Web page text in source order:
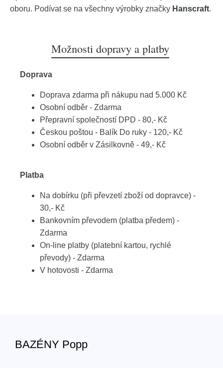
oboru. Podívat se na všechny výrobky značky Hanscraft.
Možnosti dopravy a platby
Doprava
Doprava zdarma při nákupu nad 5.000 Kč
Osobní odběr - Zdarma
Přepravní společností DPD - 80,- Kč
Českou poštou - Balík Do ruky - 120,- Kč
Osobní odběr v Zásilkovně - 49,- Kč
Platba
Na dobírku (při převzetí zboží od dopravce) -
30,- Kč
Bankovním převodem (platba předem) -
Zdarma
On-line platby (platební kartou, rychlé
převody) - Zdarma
V hotovosti - Zdarma
BAZÉNY Popp